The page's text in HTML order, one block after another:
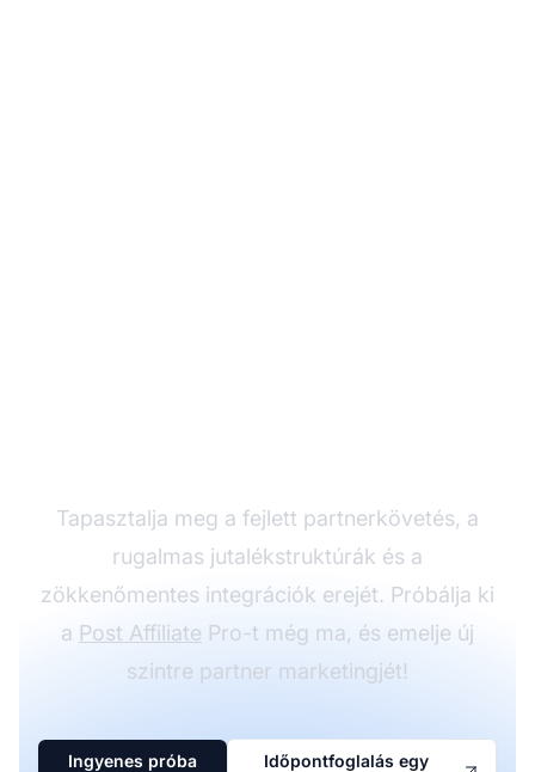
Tapasztalja meg a fejlett partnerkövetés, a
rugalmas jutalékstruktúrák és a
zökkenőmentes integrációk erejét. Próbálja ki
a Post Affiliate Pro-t még ma, és emelje új
szintre partner marketingjét!
Ingyenes próba
Időpontfoglalás egy